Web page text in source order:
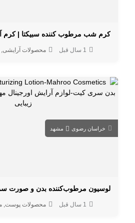
کرم شب مرطوب کننده سبیکتا | کرم
1 سال قبل محصولات آرایشی
خراسان رضوی مشهد
1 سال قبل محصولات پوست